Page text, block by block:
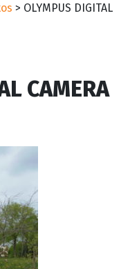
> OLYMPUS DIGITAL
CAMERA